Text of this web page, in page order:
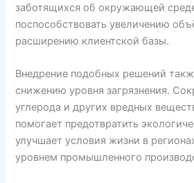
заботящихся об окружающей
поспособствовать увеличению
расширению клиентской базы.
Внедрение подобных решений
снижению уровня загрязнения.
углерода и других вредных
помогает предотвратить
улучшает условия жизни в
уровнем промышленного